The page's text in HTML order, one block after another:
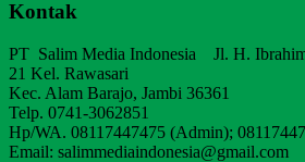
Kontak
PT Salim Media Indonesia Jl. H.
21 Kel. Rawasari
Kec. Alam Barajo, Jambi 36361
Telp. 0741-3062851
Hp/WA. 08117447475 (Admin);
Email: salimmediaindonesia@gmail.com